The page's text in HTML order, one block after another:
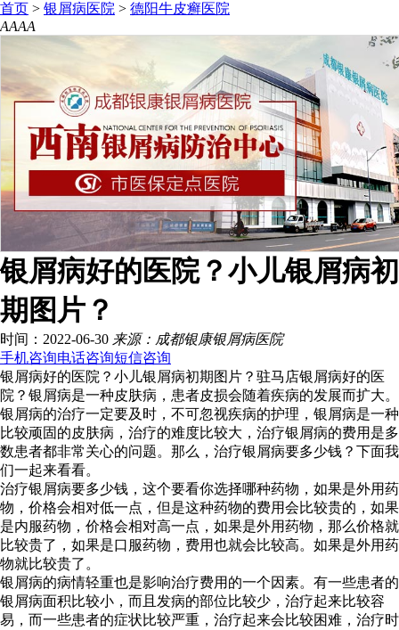
首页 > 银屑病医院 > 德阳牛皮癣医院
AAAA
银屑病好的医院？小儿银屑病初
期图片？
时间：2022-06-30 来源：成都银康银屑病医院
手机咨询电话咨询短信咨询
银屑病好的医院？小儿银屑病初期图片？驻马店银屑病好的医
院？银屑病是一种皮肤病，患者皮损会随着疾病的发展而扩大。
银屑病的治疗一定要及时，不可忽视疾病的护理，银屑病是一种
比较顽固的皮肤病，治疗的难度比较大，治疗银屑病的费用是多
数患者都非常关心的问题。那么，治疗银屑病要多少钱？下面我
们一起来看看。
治疗银屑病要多少钱，这个要看你选择哪种药物，如果是外用药
物，价格会相对低一点，但是这种药物的费用会比较贵的，如果
是内服药物，价格会相对高一点，如果是外用药物，那么价格就
比较贵了，如果是口服药物，费用也就会比较高。如果是外用药
物就比较贵了。
银屑病的病情轻重也是影响治疗费用的一个因素。有一些患者的
银屑病面积比较小，而且发病的部位比较少，治疗起来比较容
易，而一些患者的症状比较严重，治疗起来会比较困难，治疗时